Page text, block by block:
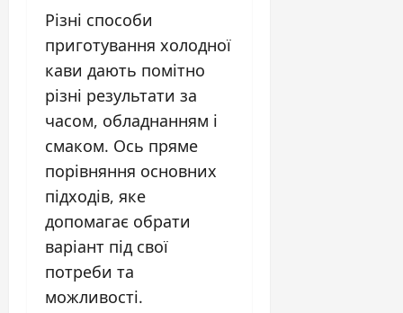
Різні способи
приготування холодної
кави дають помітно
різні результати за
часом, обладнанням і
смаком. Ось пряме
порівняння основних
підходів, яке
допомагає обрати
варіант під свої
потреби та
можливості.